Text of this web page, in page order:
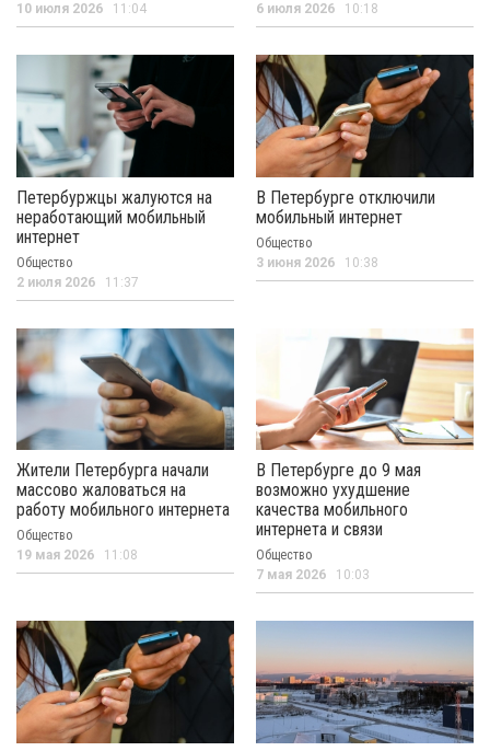
10 июля 2026 11:04
6 июля 2026 10:18
Петербуржцы жалуются на
неработающий мобильный
интернет
Общество
2 июля 2026 11:37
В Петербурге отключили
мобильный интернет
Общество
3 июня 2026 10:38
Жители Петербурга начали
массово жаловаться на
работу мобильного интернета
Общество
19 мая 2026 11:08
В Петербурге до 9 мая
возможно ухудшение
качества мобильного
интернета и связи
Общество
7 мая 2026 10:03